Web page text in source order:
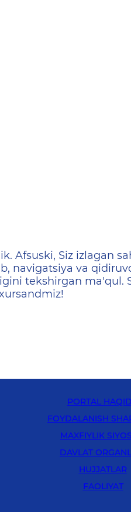
Afsuski, Siz izlagan
navigatsiya va
tekshirgan ma'qul.
PORTAL
FOYDALANISH
MAXFIYLIK
DAVLAT
HUJJATLAR
FAOLIYAT